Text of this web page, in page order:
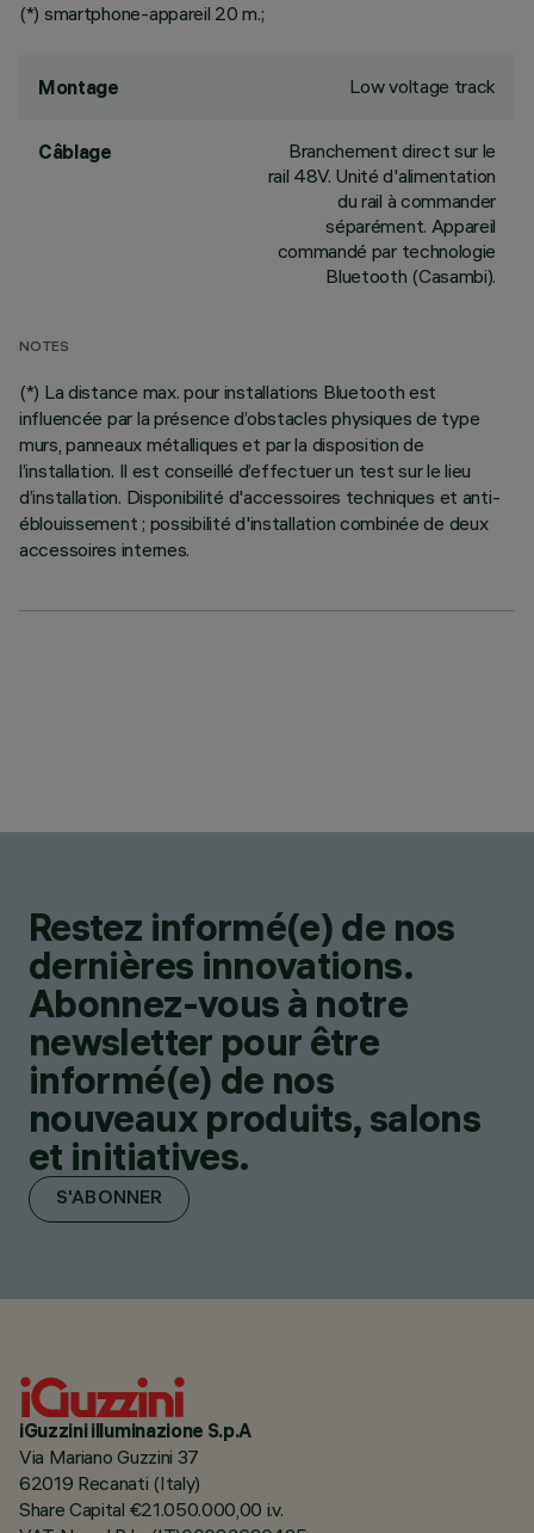
(*) smartphone-appareil 20 m.;
Montage Low voltage track
Câblage
Branchement direct sur le
rail 48V. Unité d'alimentation
du rail à commander
séparément. Appareil
commandé par technologie
Bluetooth (Casambi).
NOTES
(*) La distance max. pour installations Bluetooth est
influencée par la présence d’obstacles physiques de type
murs, panneaux métalliques et par la disposition de
l’installation. Il est conseillé d’effectuer un test sur le lieu
d’installation. Disponibilité d'accessoires techniques et anti-
éblouissement ; possibilité d'installation combinée de deux
accessoires internes.
Restez informé(e) de nos
dernières innovations.
Abonnez-vous à notre
newsletter pour être
informé(e) de nos
nouveaux produits, salons
et initiatives.
S'ABONNER
iGuzzini illuminazione S.p.A
Via Mariano Guzzini 37
62019 Recanati (Italy)
Share Capital €21.050.000,00 i.v.